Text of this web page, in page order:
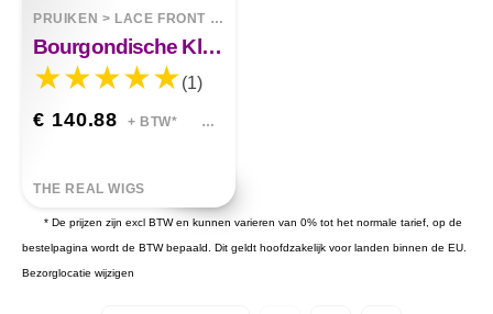
PRUIKEN > LACE FRONT WIGS
Bourgondische Kleurverlooppruik Lace Front Korte Bob Pruik
(1)
€ 140.88 + BTW*
THE REAL WIGS
* De prijzen zijn excl BTW en kunnen varieren van 0% tot het normale tarief, op de
bestelpagina wordt de BTW bepaald. Dit geldt hoofdzakelijk voor landen binnen de EU.
Bezorglocatie wijzigen